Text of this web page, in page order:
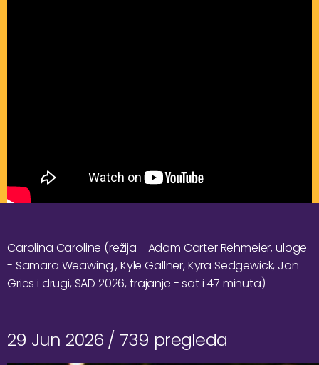
Carolina Caroline (režija - Adam Carter Rehmeier, uloge
- Samara Weawing , Kyle Gallner, Kyra Sedgewick, Jon
Gries i drugi, SAD 2026, trajanje - sat i 47 minuta)
29 Jun 2026 / 739 pregleda